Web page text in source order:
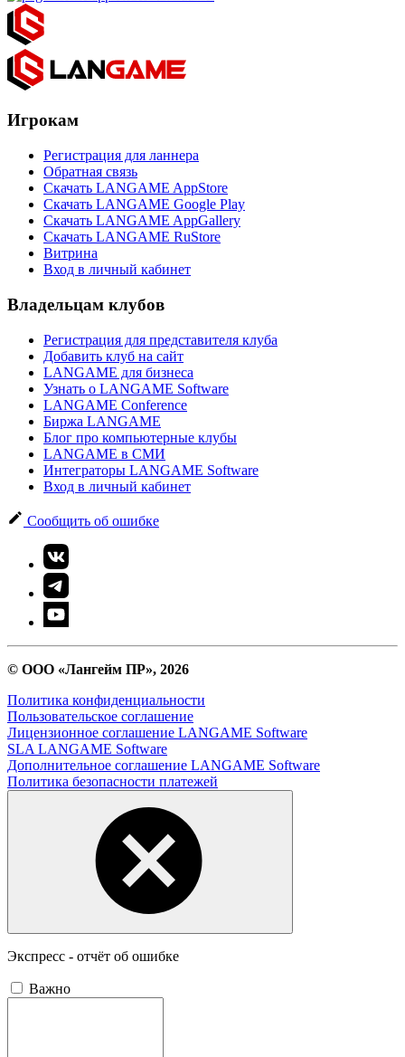
Игрокам
Регистрация для ланнера
Обратная связь
Скачать LANGAME AppStore
Скачать LANGAME Google Play
Скачать LANGAME AppGallery
Скачать LANGAME RuStore
Витрина
Вход в личный кабинет
Владельцам клубов
Регистрация для представителя клуба
Добавить клуб на сайт
LANGAME для бизнеса
Узнать о LANGAME Software
LANGAME Conference
Биржа LANGAME
Блог про компьютерные клубы
LANGAME в СМИ
Интеграторы LANGAME Software
Вход в личный кабинет
Сообщить об ошибке
© ООО «Лангейм ПР», 2026
Политика конфиденциальности
Пользовательское соглашение
Лицензионное соглашение LANGAME Software
SLA LANGAME Software
Дополнительное соглашение LANGAME Software
Политика безопасности платежей
Экспресс - отчёт об ошибке
Важно